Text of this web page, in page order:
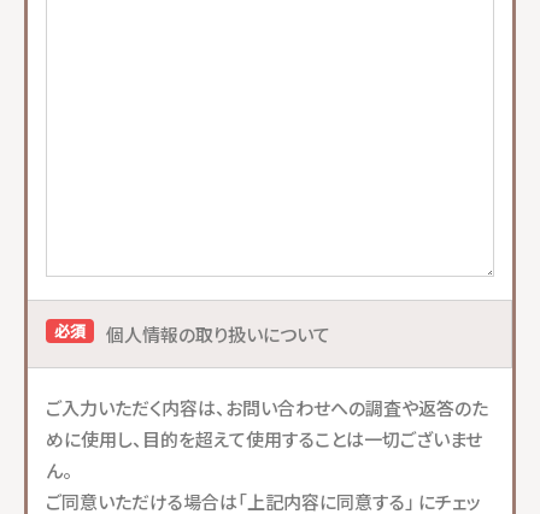
個人情報の取り扱いについて
必須
ご入力いただく内容は、お問い合わせへの調査や返答のた
めに使用し、目的を超えて使用することは一切ございませ
ん。
ご同意いただける場合は「上記内容に同意する」 にチェッ